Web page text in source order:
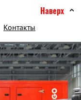
Контакты
Наверх